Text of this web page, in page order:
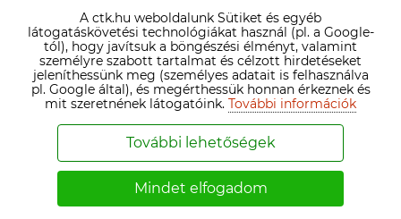
minden megyében rendelkezik képviselettel.
Nézd meg, melyik esik legközelebb a lakóhelyedhez
vagy a munkahelyedhez, és térj be hozzánk!
Regisztrálj, válaszd a legszimpatikusabb társkereső irodát
és személyi tanácsadót a gyorsabb siker érdekében!
Kattints ide! ›
A ctk.hu weboldalunk Sütiket és egyéb
látogatáskövetési technológiákat használ (pl. a Google-
tól), hogy javítsuk a böngészési élményt, valamint
személyre szabott tartalmat és célzott hirdetéseket
jeleníthessünk meg (személyes adatait is felhasználva
pl. Google által), és megérthessük honnan érkeznek és
mit szeretnének látogatóink. További információk
További lehetőségek
Mindet elfogadom